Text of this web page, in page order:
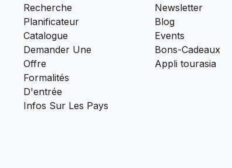
Recherche
Planificateur
Catalogue
Demander Une
Offre
Formalités
D'entrée
Infos Sur Les Pays
Newsletter
Blog
Events
Bons-Cadeaux
Appli tourasia